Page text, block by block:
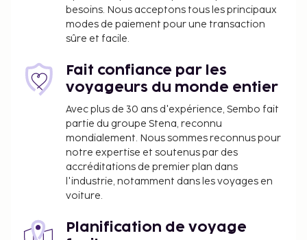
besoins. Nous acceptons tous les principaux
modes de paiement pour une transaction
sûre et facile.
Fait confiance par les
voyageurs du monde entier
Avec plus de 30 ans d'expérience, Sembo fait
partie du groupe Stena, reconnu
mondialement. Nous sommes reconnus pour
notre expertise et soutenus par des
accréditations de premier plan dans
l'industrie, notamment dans les voyages en
voiture.
Planification de voyage